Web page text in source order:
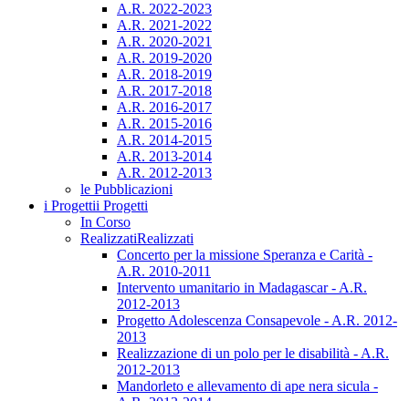
A.R. 2022-2023
A.R. 2021-2022
A.R. 2020-2021
A.R. 2019-2020
A.R. 2018-2019
A.R. 2017-2018
A.R. 2016-2017
A.R. 2015-2016
A.R. 2014-2015
A.R. 2013-2014
A.R. 2012-2013
le Pubblicazioni
i Progettii Progetti
In Corso
RealizzatiRealizzati
Concerto per la missione Speranza e Carità -
A.R. 2010-2011
Intervento umanitario in Madagascar - A.R.
2012-2013
Progetto Adolescenza Consapevole - A.R. 2012-
2013
Realizzazione di un polo per le disabilità - A.R.
2012-2013
Mandorleto e allevamento di ape nera sicula -